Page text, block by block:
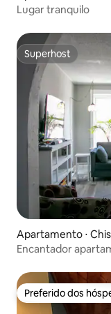
Lugar tranquilo
Superhost
Superhost
Apartamento ⋅
Encantador
Preferido dos
Preferido dos